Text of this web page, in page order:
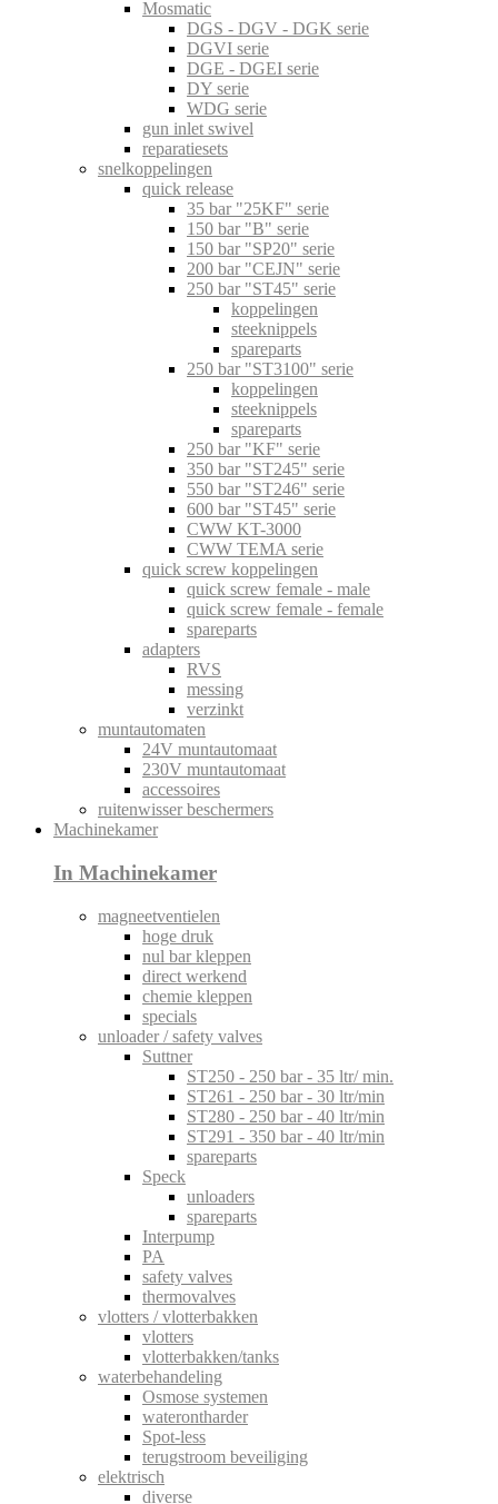
Mosmatic
DGS - DGV - DGK serie
DGVI serie
DGE - DGEI serie
DY serie
WDG serie
gun inlet swivel
reparatiesets
snelkoppelingen
quick release
35 bar "25KF" serie
150 bar "B" serie
150 bar "SP20" serie
200 bar "CEJN" serie
250 bar "ST45" serie
koppelingen
steeknippels
spareparts
250 bar "ST3100" serie
koppelingen
steeknippels
spareparts
250 bar "KF" serie
350 bar "ST245" serie
550 bar "ST246" serie
600 bar "ST45" serie
CWW KT-3000
CWW TEMA serie
quick screw koppelingen
quick screw female - male
quick screw female - female
spareparts
adapters
RVS
messing
verzinkt
muntautomaten
24V muntautomaat
230V muntautomaat
accessoires
ruitenwisser beschermers
Machinekamer
In Machinekamer
magneetventielen
hoge druk
nul bar kleppen
direct werkend
chemie kleppen
specials
unloader / safety valves
Suttner
ST250 - 250 bar - 35 ltr/ min.
ST261 - 250 bar - 30 ltr/min
ST280 - 250 bar - 40 ltr/min
ST291 - 350 bar - 40 ltr/min
spareparts
Speck
unloaders
spareparts
Interpump
PA
safety valves
thermovalves
vlotters / vlotterbakken
vlotters
vlotterbakken/tanks
waterbehandeling
Osmose systemen
waterontharder
Spot-less
terugstroom beveiliging
elektrisch
diverse